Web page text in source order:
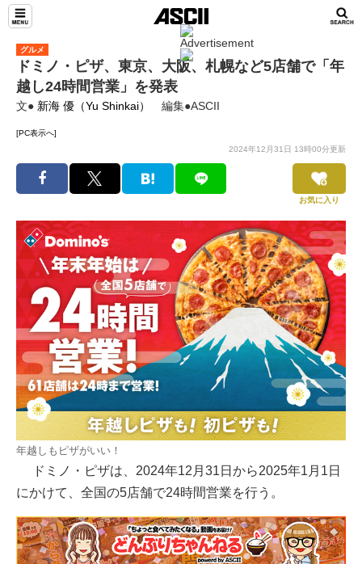
グルメ
ドミノ・ピザ、東京、大阪、札幌など5店舗で「年
越し24時間営業」を発表
文● 新海 優（Yu Shinkai） 編集●ASCII
[PC表示へ]
2024年12月31日 13時00分更新
お気に入り
年越しもピザがいい！
ドミノ・ピザは、2024年12月31日から2025年1月1日
にかけて、全国の5店舗で24時間営業を行う。